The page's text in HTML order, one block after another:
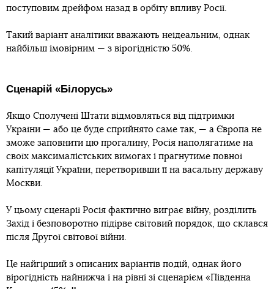
поступовим дрейфом назад в орбіту впливу Росії.
Такий варіант аналітики вважають неідеальним, однак
найбільш імовірним — з вірогідністю 50%.
Сценарій «Білорусь»
Якщо Сполучені Штати відмовляться від підтримки
України — або це буде сприйнято саме так, — а Європа не
зможе заповнити цю прогалину, Росія наполягатиме на
своїх максималістських вимогах і прагнутиме повної
капітуляції України, перетворивши її на васальну державу
Москви.
У цьому сценарії Росія фактично виграє війну, розділить
Захід і безповоротно підірве світовий порядок, що склався
після Другої світової війни.
Це найгірший з описаних варіантів подій, однак його
вірогідність найнижча і на рівні зі сценарієм «Південна